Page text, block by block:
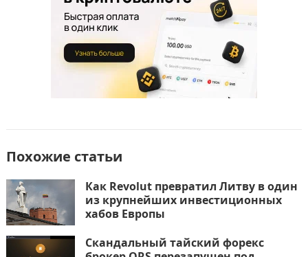
ь
Похожие статьи
Как Revolut превратил Литву в один
из крупнейших инвестиционных
хабов Европы
Скандальный тайский форекс